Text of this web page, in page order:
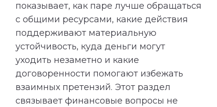
показывает, как паре лучше обращаться
с общими ресурсами, какие действия
поддерживают материальную
устойчивость, куда деньги могут
уходить незаметно и какие
договоренности помогают избежать
взаимных претензий. Этот раздел
связывает финансовые вопросы не